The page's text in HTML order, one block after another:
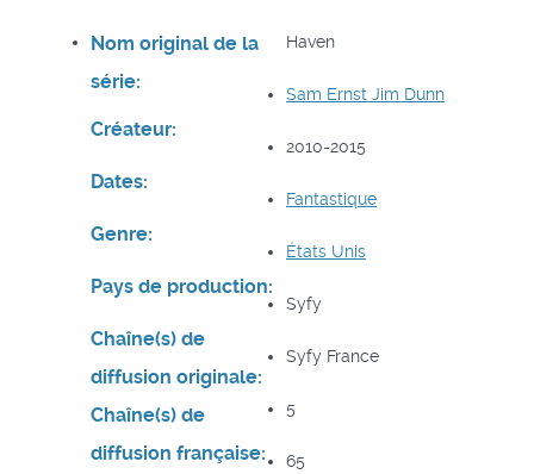
Nom original de la
série:
Haven
Créateur:
Sam Ernst Jim Dunn
Dates:
2010-2015
Genre:
Fantastique
Pays de production:
États Unis
Chaîne(s) de
diffusion originale:
Syfy
Chaîne(s) de
diffusion française:
Syfy France
5
65